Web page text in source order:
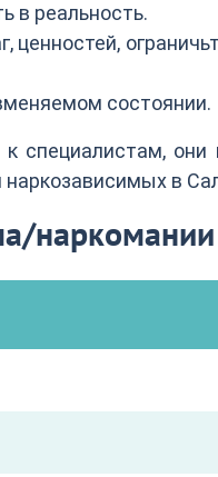
в реальность.
состоянии.
специалистам,
в
наркомании